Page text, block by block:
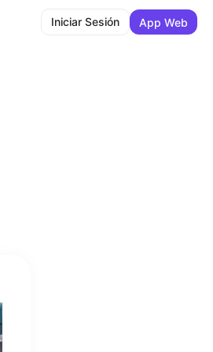
Iniciar Sesión App Web